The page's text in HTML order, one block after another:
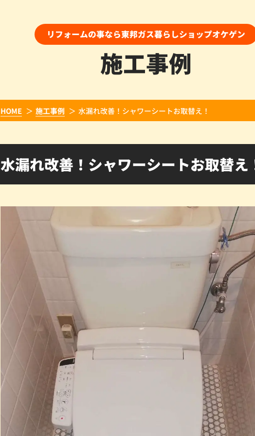
リフォームの事なら東邦ガス暮らしショップオケゲン
施工事例
HOME 施工事例 水漏れ改善！シャワーシートお取替え！
水漏れ改善！シャワーシートお取替え